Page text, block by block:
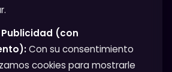
(con
Con su consentimiento
cookies para mostrarle